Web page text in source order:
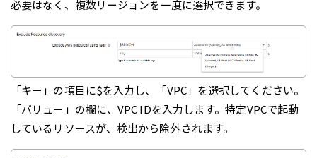
必要はなく、複数リージョンを一度に選択できます。
「キー」の項目に$を入力し、「VPC」を選択してください。
「バリュー」の欄に、VPC IDを入力します。特定VPCで起動
しているリソースが、検出から除外されます。